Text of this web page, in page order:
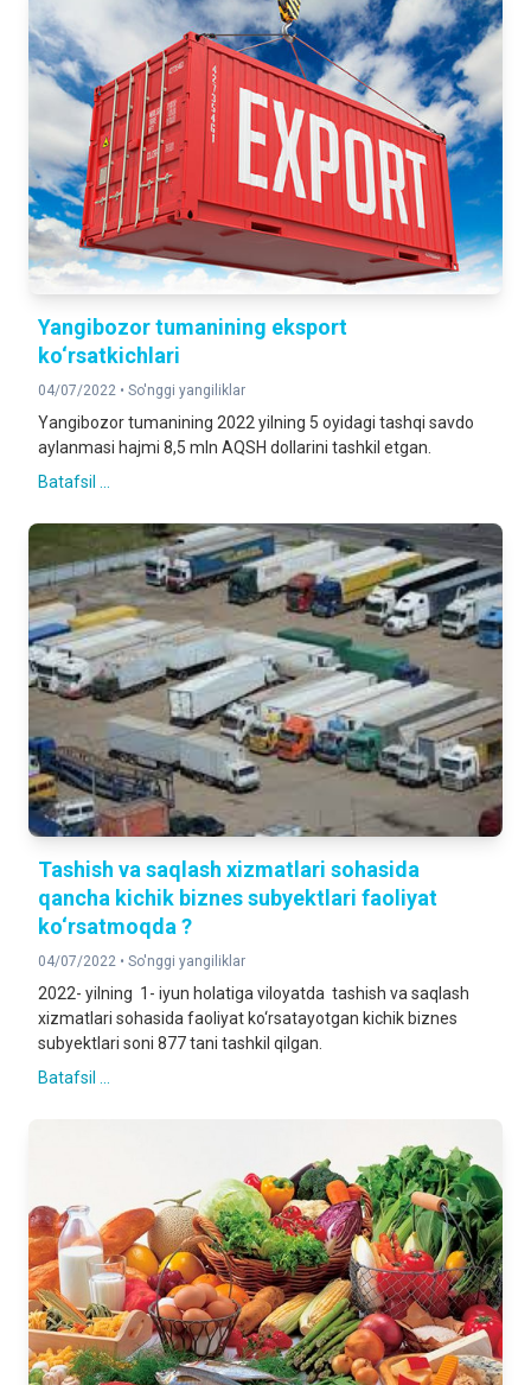
Yangibozor tumanining eksport
ko‘rsatkichlari
04/07/2022 • So'nggi yangiliklar
Yangibozor tumanining 2022 yilning 5 oyidagi tashqi savdo
aylanmasi hajmi 8,5 mln AQSH dollarini tashkil etgan.
Batafsil ...
Tashish va saqlash xizmatlari sohasida
qancha kichik biznes subyektlari faoliyat
ko‘rsatmoqda ?
04/07/2022 • So'nggi yangiliklar
2022- yilning 1- iyun holatiga viloyatda tashish va saqlash
xizmatlari sohasida faoliyat ko‘rsatayotgan kichik biznes
subyektlari soni 877 tani tashkil qilgan.
Batafsil ...